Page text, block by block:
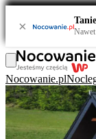
×
Nocowanie.pl